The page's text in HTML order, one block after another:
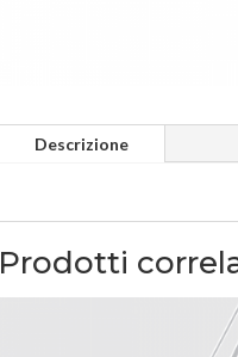
Descrizione
Prodotti